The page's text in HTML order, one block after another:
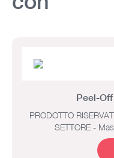
Peel-
PRODOTTO
SETTORE -